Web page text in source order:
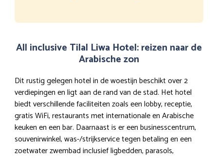
All inclusive Tilal Liwa Hotel: reizen naar de
Arabische zon
Dit rustig gelegen hotel in de woestijn beschikt over 2
verdiepingen en ligt aan de rand van de stad. Het hotel
biedt verschillende faciliteiten zoals een lobby, receptie,
gratis WiFi, restaurants met internationale en Arabische
keuken en een bar. Daarnaast is er een businesscentrum,
souvenirwinkel, was-/strijkservice tegen betaling en een
zoetwater zwembad inclusief ligbedden, parasols,